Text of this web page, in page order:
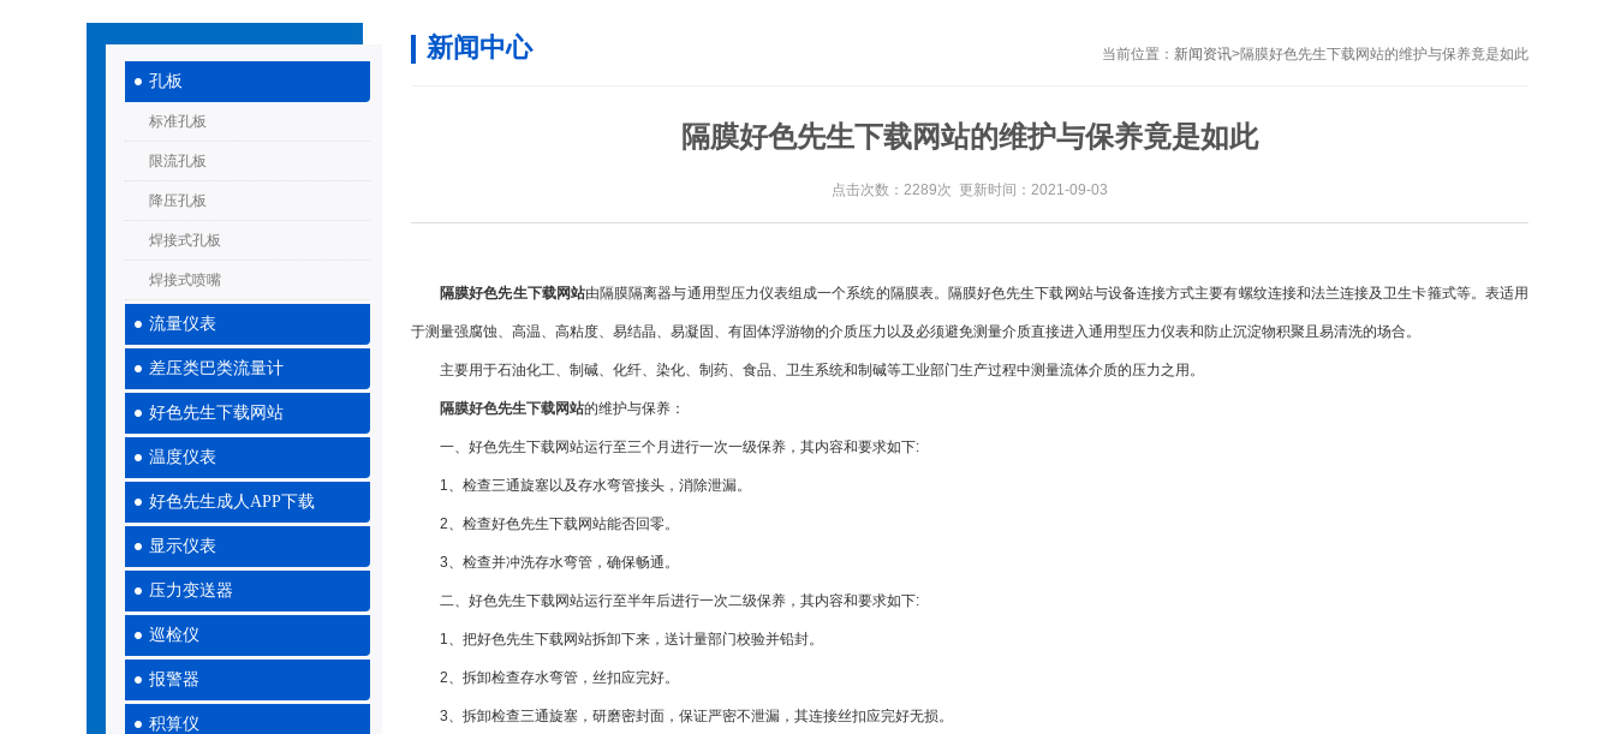
孔板
标准孔板
限流孔板
降压孔板
焊接式孔板
焊接式喷嘴
流量仪表
差压类巴类流量计
好色先生下载网站
温度仪表
好色先生成人APP下载
显示仪表
压力变送器
巡检仪
报警器
积算仪
当前位置： 新闻资讯>隔膜好色先生下载网站的维护与保养竟是如此
新闻中心
隔膜好色先生下载网站的维护与保养竟是如此
点击次数：2289次 更新时间：2021-09-03
隔膜好色先生下载网站由隔膜隔离器与通用型压力仪表组成一个系统的隔膜表。隔膜好色先生下载网站与设备连接方式主要有螺纹连接和法兰连接及卫生卡箍式等。表适用
于测量强腐蚀、高温、高粘度、易结晶、易凝固、有固体浮游物的介质压力以及必须避免测量介质直接进入通用型压力仪表和防止沉淀物积聚且易清洗的场合。
主要用于石油化工、制碱、化纤、染化、制药、食品、卫生系统和制碱等工业部门生产过程中测量流体介质的压力之用。
隔膜好色先生下载网站的维护与保养：
一、好色先生下载网站运行至三个月进行一次一级保养，其内容和要求如下:
1、检查三通旋塞以及存水弯管接头，消除泄漏。
2、检查好色先生下载网站能否回零。
3、检查并冲洗存水弯管，确保畅通。
二、好色先生下载网站运行至半年后进行一次二级保养，其内容和要求如下:
1、把好色先生下载网站拆卸下来，送计量部门校验并铅封。
2、拆卸检查存水弯管，丝扣应完好。
3、拆卸检查三通旋塞，研磨密封面，保证严密不泄漏，其连接丝扣应完好无损。